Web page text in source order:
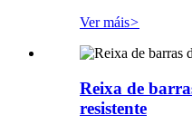
Ver máis>
Reixa de
resistente